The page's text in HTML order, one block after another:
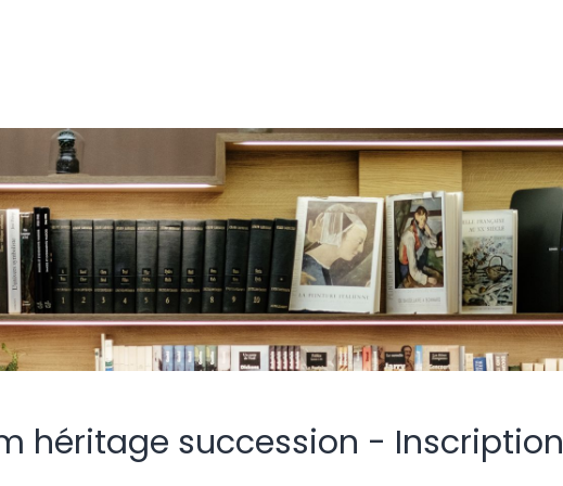
héritage succession - Inscription